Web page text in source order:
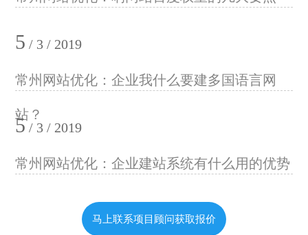
5 / 3 / 2019
常州网站优化：企业我什么要建多国语言网
站？
5 / 3 / 2019
常州网站优化：企业建站系统有什么用的优势
马上联系项目顾问获取报价